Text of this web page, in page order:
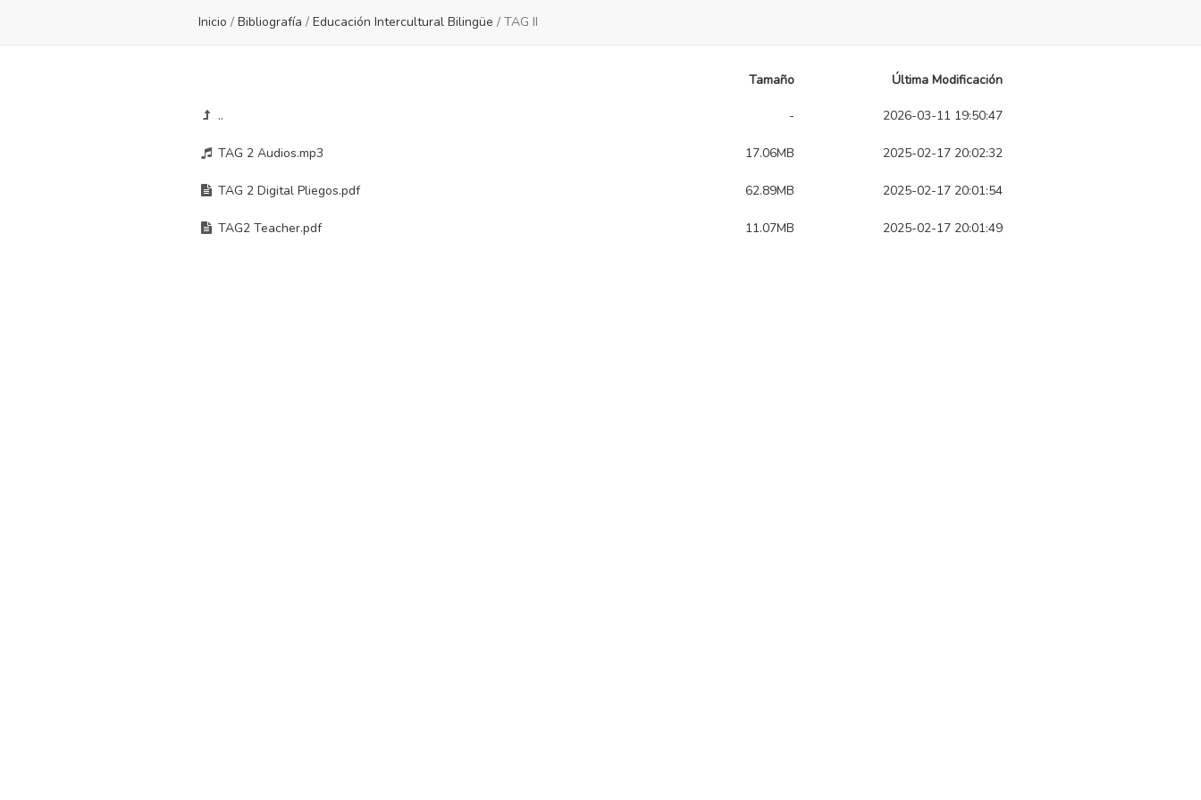
Inicio / Bibliografía / Educación Intercultural Bilingüe / TAG II
Tamaño Última Modificación
.. - 2026-03-11 19:50:47
TAG 2 Audios.mp3 17.06MB 2025-02-17 20:02:32
TAG 2 Digital Pliegos.pdf 62.89MB 2025-02-17 20:01:54
TAG2 Teacher.pdf 11.07MB 2025-02-17 20:01:49